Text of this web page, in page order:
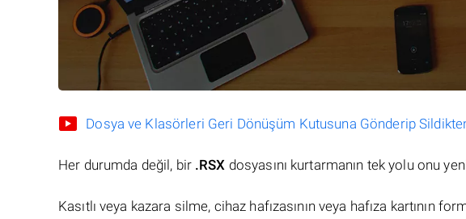
Dosya ve Klasörleri Geri Dönüşüm Kutusuna Gönderip
Her durumda değil, bir .RSX dosyasını kurtarmanın tek yolu onu
Kasıtlı veya kazara silme, cihaz hafızasının veya hafıza kartının